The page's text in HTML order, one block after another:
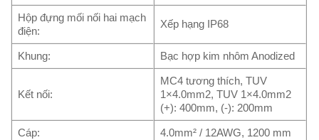
Hộp đựng mối nối hai mạch
điện:
Xếp hạng IP68
Khung: Bạc hợp kim nhôm Anodized
Kết nối:
MC4 tương thích, TUV
1×4.0mm2, TUV 1×4.0mm2
(+): 400mm, (-): 200mm
Cáp: 4.0mm² / 12AWG, 1200 mm